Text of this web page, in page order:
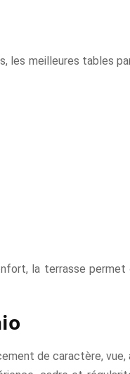
les meilleures tables
la terrasse
de caractère,